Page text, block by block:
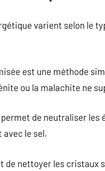
varient selon le
est une méthode
ou la malachite ne
permet de neutraliser
le sel.
de nettoyer les cristaux